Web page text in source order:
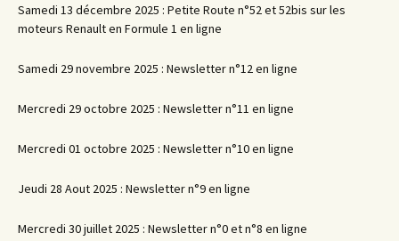
Samedi 13 décembre 2025 : Petite Route n°52 et 52bis sur les
moteurs Renault en Formule 1 en ligne
Samedi 29 novembre 2025 : Newsletter n°12 en ligne
Mercredi 29 octobre 2025 : Newsletter n°11 en ligne
Mercredi 01 octobre 2025 : Newsletter n°10 en ligne
Jeudi 28 Aout 2025 : Newsletter n°9 en ligne
Mercredi 30 juillet 2025 : Newsletter n°0 et n°8 en ligne